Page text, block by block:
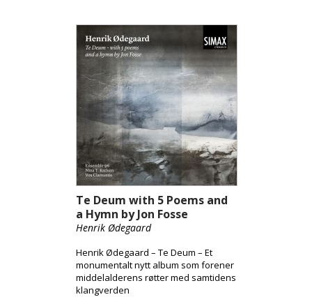
Te Deum with 5 Poems and
a Hymn by Jon Fosse
Henrik Ødegaard
Henrik Ødegaard – Te Deum – Et
monumentalt nytt album som forener
middelalderens røtter med samtidens
klangverden